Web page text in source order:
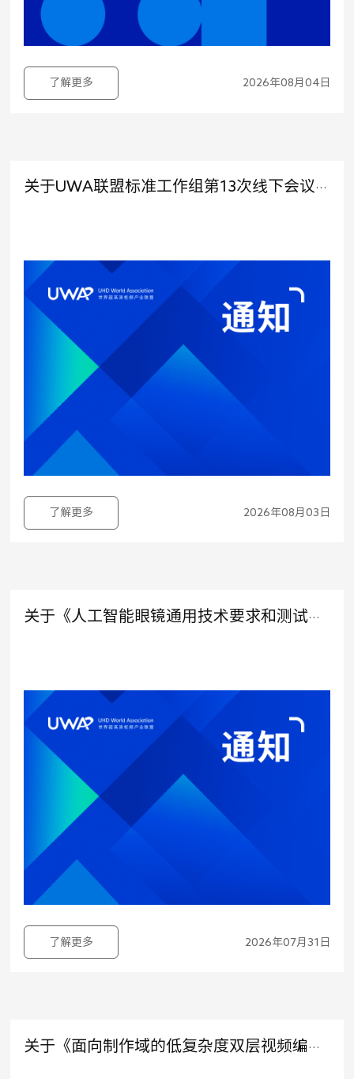
了解更多 2026年08月04日
关于UWA联盟标准工作组第13次线下会议征集标准提案的通知
了解更多 2026年08月03日
关于《人工智能眼镜通用技术要求和测试方法》征求意见稿公示的通知
了解更多 2026年07月31日
关于《面向制作域的低复杂度双层视频编码 第2-1部分：应用指南 文件与传输格式》征求意见稿公示的通知